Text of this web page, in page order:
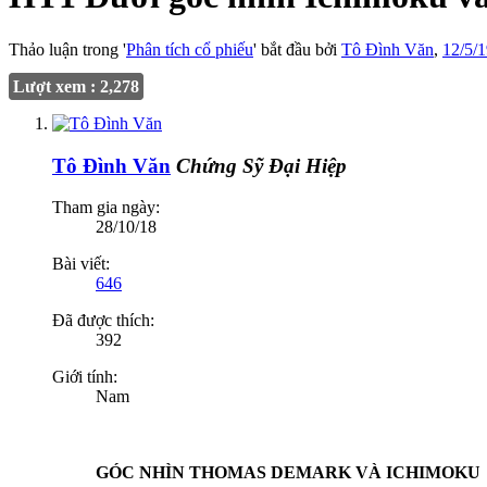
Thảo luận trong 'Phân tích cổ phiếu' bắt đầu bởi Tô Đình Văn, 12/5/
Lượt xem : 2,278
Tô Đình Văn Chứng Sỹ Đại Hiệp
Tham gia ngày:
28/10/18
Bài viết:
646
Đã được thích:
392
Giới tính:
Nam
GÓC NHÌN THOMAS DEMARK VÀ ICHIMOKU